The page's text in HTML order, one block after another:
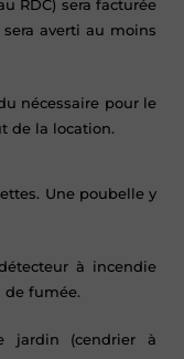
RDC) sera facturée
averti au moins
nécessaire pour le
de la location.
Une poubelle y
à incendie
de fumée.
jardin (cendrier à